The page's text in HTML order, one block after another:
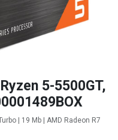
5-5500GT,
| 19 Mb | AMD Radeon R7